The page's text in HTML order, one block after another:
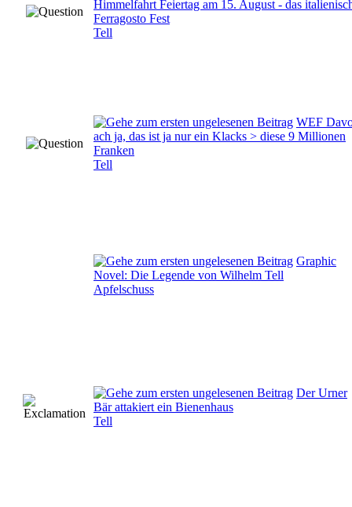
Himmelfahrt Feiertag am 15. August - das
Ferragosto Fest
Tell
WEF
ach ja, das ist ja nur ein Klacks > diese 9 Millionen
Franken
Tell
Graphic
Novel: Die Legende von Wilhelm Tell
Apfelschuss
Der Urner
Bär attakiert ein Bienenhaus
Tell